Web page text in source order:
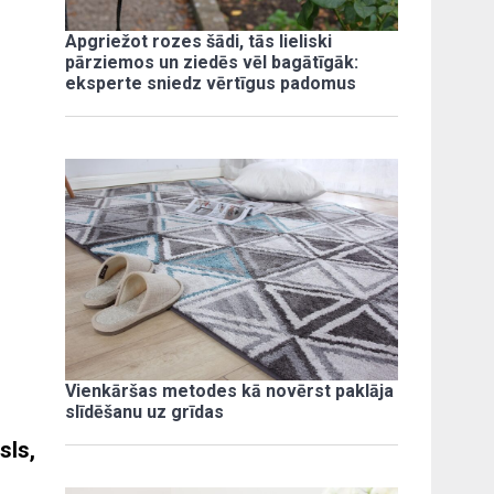
Apgriežot rozes šādi, tās lieliski
pārziemos un ziedēs vēl bagātīgāk:
eksperte sniedz vērtīgus padomus
Vienkāršas metodes kā novērst paklāja
slīdēšanu uz grīdas